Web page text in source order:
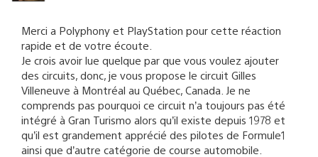
Merci a Polyphony et PlayStation pour cette réaction
rapide et de votre écoute.
Je crois avoir lue quelque par que vous voulez ajouter
des circuits, donc, je vous propose le circuit Gilles
Villeneuve à Montréal au Québec, Canada. Je ne
comprends pas pourquoi ce circuit n’a toujours pas été
intégré à Gran Turismo alors qu’il existe depuis 1978 et
qu’il est grandement apprécié des pilotes de Formule1
ainsi que d’autre catégorie de course automobile.